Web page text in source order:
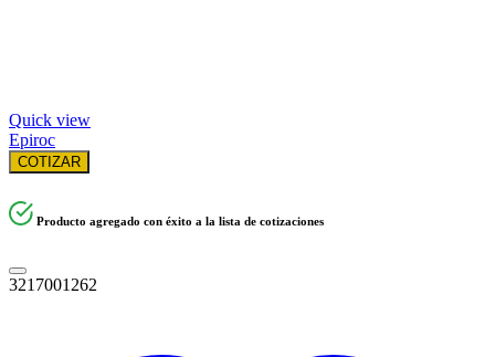
Quick view
Epiroc
COTIZAR
Producto agregado con éxito a la lista de cotizaciones
3217001262